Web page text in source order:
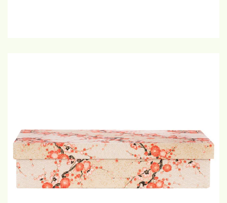
€20,-
GROTE WEERGAVE